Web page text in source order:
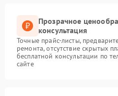
Прозрачное
консультация
Точные прайс-листы,
ремонта, отсутствие скрытых
бесплатной консультации по
сайте